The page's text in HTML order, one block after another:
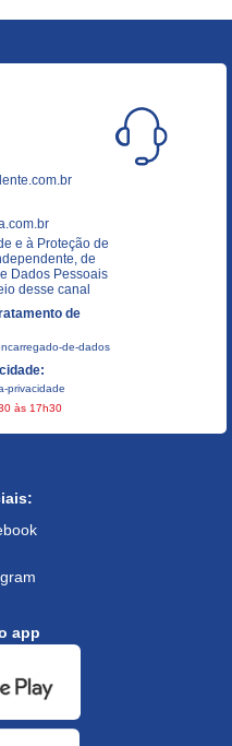
e à Proteção de
de
Dados Pessoais
desse canal
de
de-dados
privacidade
às 17h30
app